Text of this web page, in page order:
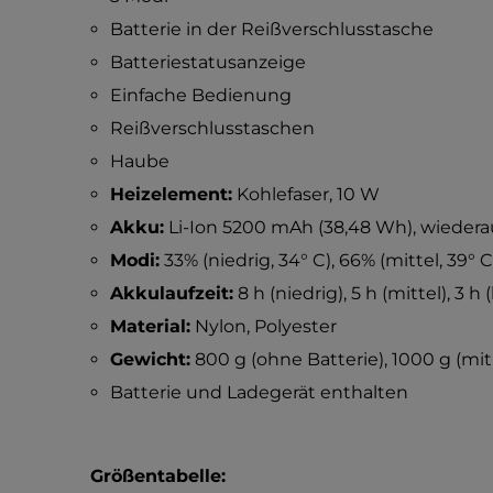
Batterie in der Reißverschlusstasche
Batteriestatusanzeige
Einfache Bedienung
Reißverschlusstaschen
Haube
Heizelement:Kohlefaser, 10 W
Akku:Li-Ion 5200 mAh (38,48 Wh),
Modi:33% (niedrig, 34° C), 66% (mittel, 39°
Akkulaufzeit:8 h (niedrig), 5 h (mittel), 3 h
Material:Nylon, Polyester
Gewicht:800 g (ohne Batterie), 1000 g
Batterie und Ladegerät enthalten
Größentabelle: